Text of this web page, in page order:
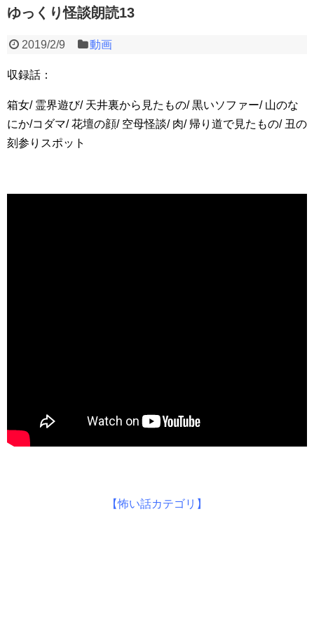
ゆっくり怪談朗読13
2019/2/9 動画
収録話：
箱女/ 霊界遊び/ 天井裏から見たもの/ 黒いソファー/ 山のな
にか/コダマ/ 花壇の顔/ 空母怪談/ 肉/ 帰り道で見たもの/ 丑の
刻参りスポット
【怖い話カテゴリ】